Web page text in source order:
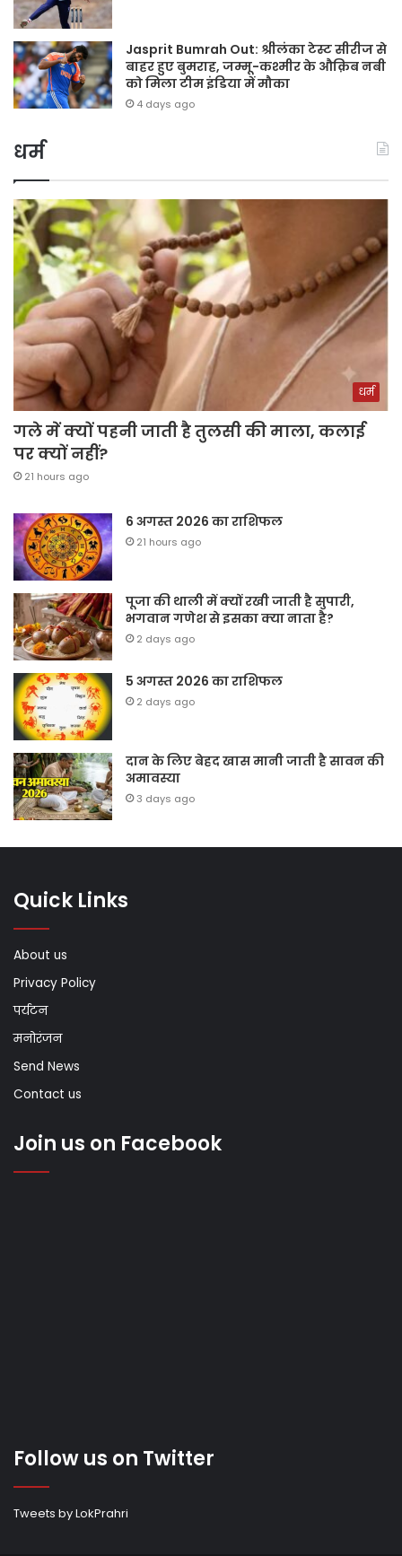
Jasprit Bumrah Out: श्रीलंका टेस्ट सीरीज से
बाहर हुए बुमराह, जम्मू-कश्मीर के औक़िब नबी
को मिला टीम इंडिया में मौका
4 days ago
धर्म
धर्म
गले में क्यों पहनी जाती है तुलसी की माला, कलाई
पर क्यों नहीं?
21 hours ago
6 अगस्त 2026 का राशिफल
21 hours ago
पूजा की थाली में क्यों रखी जाती है सुपारी,
भगवान गणेश से इसका क्या नाता है?
2 days ago
5 अगस्त 2026 का राशिफल
2 days ago
दान के लिए बेहद खास मानी जाती है सावन की
अमावस्या
3 days ago
Quick Links
About us
Privacy Policy
पर्यटन
मनोरंजन
Send News
Contact us
Join us on Facebook
Follow us on Twitter
Tweets by LokPrahri